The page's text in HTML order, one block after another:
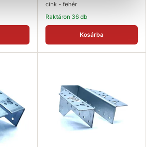
cink - fehér
Raktáron 36 db
Kosárba